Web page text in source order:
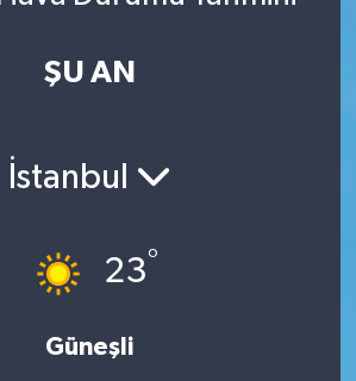
ŞU AN
İstanbul
23°
Güneşli
Canlı Yayın izle